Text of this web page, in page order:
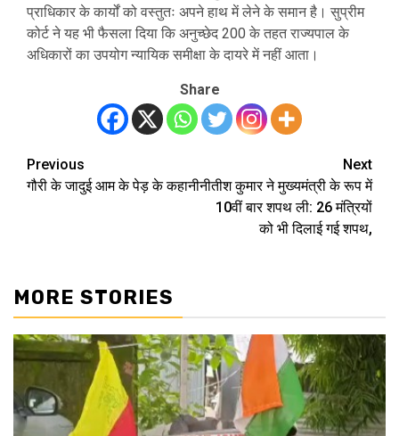
प्राधिकार के कार्यों को वस्तुतः अपने हाथ में लेने के समान है। सुप्रीम
कोर्ट ने यह भी फैसला दिया कि अनुच्छेद 200 के तहत राज्यपाल के
अधिकारों का उपयोग न्यायिक समीक्षा के दायरे में नहीं आता।
Share
Post
navigation
Previous
गौरी के जादुई आम के पेड़ के कहानी
Next
नीतीश कुमार ने मुख्यमंत्री के रूप में
10वीं बार शपथ ली: 26 मंत्रियों
को भी दिलाई गई शपथ,
MORE STORIES